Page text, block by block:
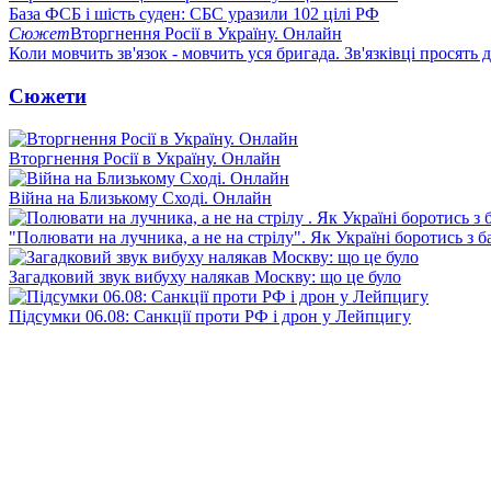
База ФСБ і шість суден: СБС уразили 102 цілі РФ
СюжетВторгнення Росії в Україну. Онлайн
Коли мовчить зв'язок - мовчить уся бригада. Зв'язківці просять
Сюжети
Вторгнення Росії в Україну. Онлайн
Війна на Близькому Сході. Онлайн
"Полювати на лучника, а не на стрілу". Як Україні боротись з
Загадковий звук вибуху налякав Москву: що це було
Підсумки 06.08: Санкції проти РФ і дрон у Лейпцигу